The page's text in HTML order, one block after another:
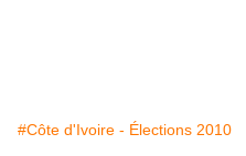
#Côte d'Ivoire - Élections 2010